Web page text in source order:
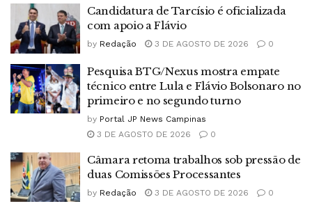
Candidatura de Tarcísio é oficializada
com apoio a Flávio
by Redação 3 DE AGOSTO DE 2026 0
Pesquisa BTG/Nexus mostra empate
técnico entre Lula e Flávio Bolsonaro no
primeiro e no segundo turno
by Portal JP News Campinas
3 DE AGOSTO DE 2026
0
Câmara retoma trabalhos sob pressão de
duas Comissões Processantes
by Redação 3 DE AGOSTO DE 2026 0